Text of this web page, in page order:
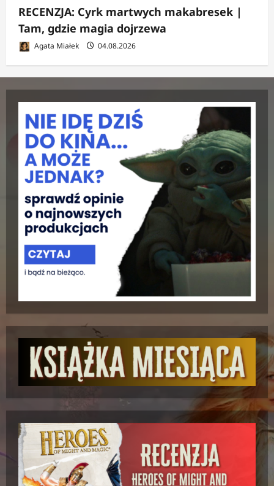
RECENZJA: Cyrk martwych makabresek |
Tam, gdzie magia dojrzewa
Agata Miałek 04.08.2026